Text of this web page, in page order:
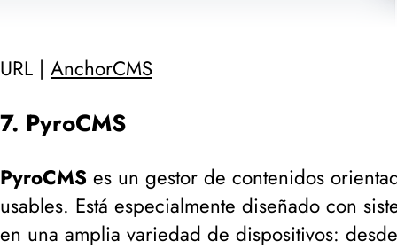
URL | AnchorCMS
7. PyroCMS
PyroCMS es un gestor de contenidos
usables. Está especialmente diseñado con
en una amplia variedad de dispositivos: